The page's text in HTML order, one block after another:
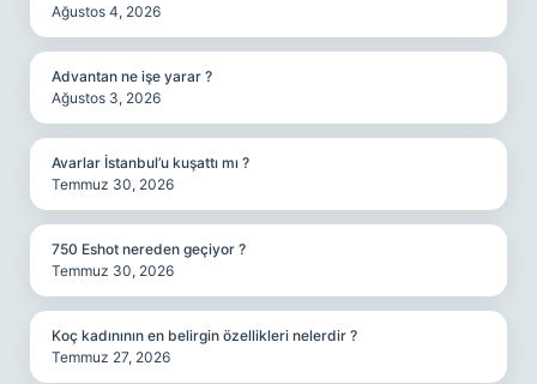
Ağustos 4, 2026
Advantan ne işe yarar ?
Ağustos 3, 2026
Avarlar İstanbul’u kuşattı mı ?
Temmuz 30, 2026
750 Eshot nereden geçiyor ?
Temmuz 30, 2026
Koç kadınının en belirgin özellikleri nelerdir ?
Temmuz 27, 2026